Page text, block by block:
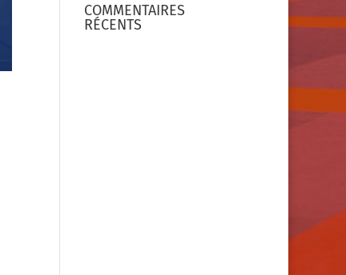
COMMENTAIRES
RÉCENTS